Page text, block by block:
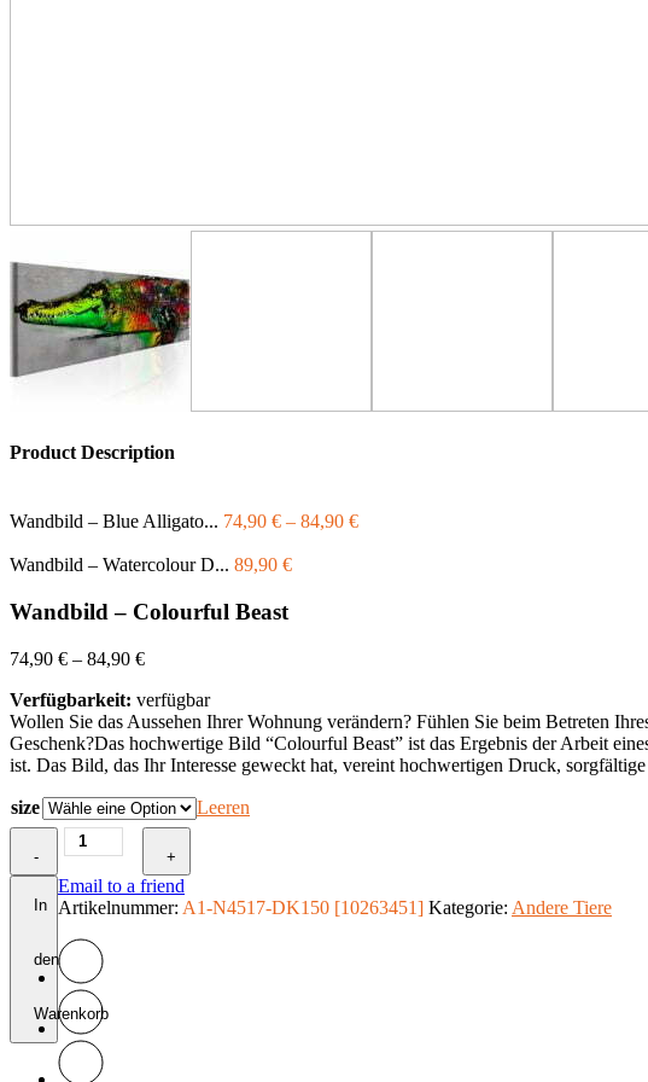
Product Description
Wandbild – Blue Alligato... 74,90 € – 84,90 €
Wandbild – Watercolour D... 89,90 €
Wandbild – Colourful Beast
74,90 € – 84,90 €
Verfügbarkeit: verfügbar
Wollen Sie das Aussehen Ihrer Wohnung verändern? Fühlen Sie beim Betreten
Geschenk?Das hochwertige Bild “Colourful Beast” ist das Ergebnis der Arbeit
ist. Das Bild, das Ihr Interesse geweckt hat, vereint hochwertigen Druck,
size Leeren
-
Wandbild
-
Colourful
Beast
+
In
den
Warenkorb
Email to a friend
Artikelnummer: A1-N4517-DK150 [10263451] Kategorie: Andere Tiere